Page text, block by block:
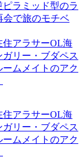
ラミッド型のラ
会で旅のモチベ
住アラサーOL海
リー・ブダペス
ムメイトのアク
住アラサーOL海
リー・ブダペス
ムメイトのアク